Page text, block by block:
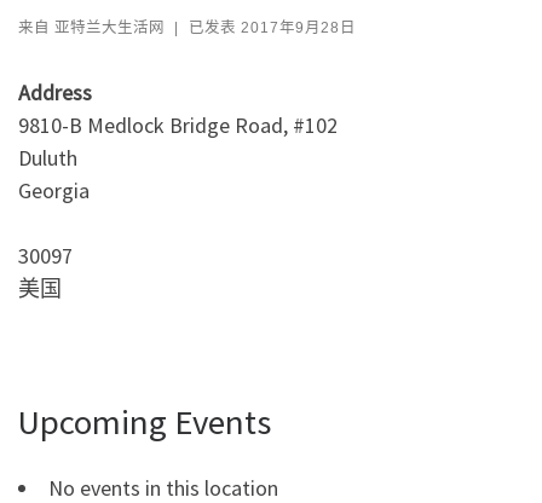
来自 亚特兰大生活网 已发表 2017年9月28日
Address
9810-B Medlock Bridge Road, #102
Duluth
Georgia
30097
美国
Upcoming Events
No events in this location